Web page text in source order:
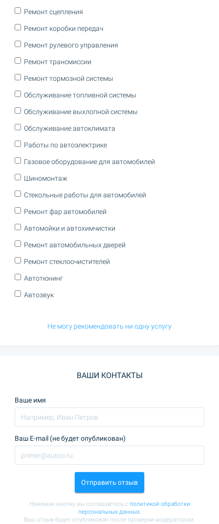
Ремонт сцепления
Ремонт коробки передач
Ремонт рулевого управления
Ремонт трансмиссии
Ремонт тормозной системы
Обслуживание топливной системы
Обслуживание выхлопной системы
Обслуживание автоклимата
Работы по автоэлектрике
Газовое оборудование для автомобилей
Шиномонтаж
Стекольные работы для автомобилей
Ремонт фар автомобилей
Автомойки и автохимчистки
Ремонт автомобильных дверей
Ремонт стеклоочистителей
Автотюнинг
Автозвук
Не могу рекомендовать ни одну услугу
ВАШИ КОНТАКТЫ
Ваше имя
Ваш E-mail (не будет опубликован)
Отправить отзыв
Нажимая кнопку вы соглашаетесь с политикой обработки
персональных данных.
Ваш отзыв будет опубликован после проверки модератором.